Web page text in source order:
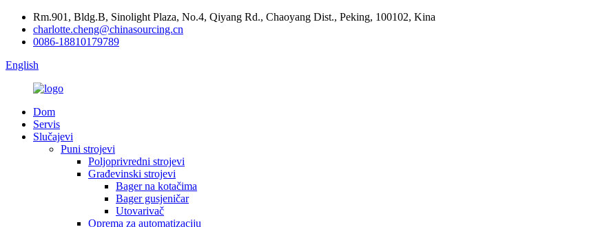
Rm.901, Bldg.B, Sinolight Plaza, No.4, Qiyang Rd., Chaoyang Dist., Peking, 100102, Kina
charlotte.cheng@chinasourcing.cn
0086-18810179789
English
Dom
Servis
Slučajevi
Puni strojevi
Poljoprivredni strojevi
Građevinski strojevi
Bager na kotačima
Bager gusjeničar
Utovarivač
Oprema za automatizaciju